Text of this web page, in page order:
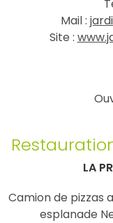
Mail :
Site :
LA
Camion de pizzas
esplanade